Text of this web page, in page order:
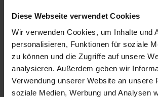
Diese Webseite verwendet Cookies
Wir verwenden Cookies, um Inhalte und
personalisieren, Funktionen für soziale
zu können und die Zugriffe auf unsere
analysieren. Außerdem geben wir
Verwendung unserer Website an unsere
soziale Medien, Werbung und Analysen
may vary at checkout.
Add to Cart
Add to Wish List
Delivery cost notice